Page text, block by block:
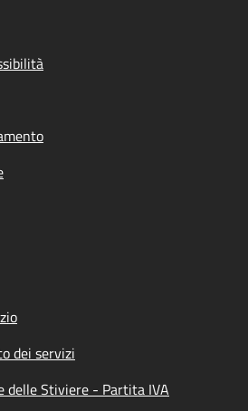
dei servizi
delle Stiviere - Partita IVA